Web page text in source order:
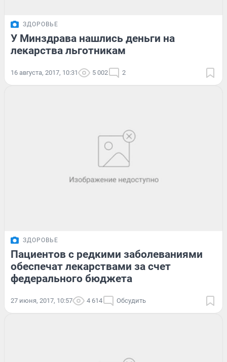
ЗДОРОВЬЕ
У Минздрава нашлись деньги на
лекарства льготникам
16 августа, 2017, 10:31 5 002 2
ЗДОРОВЬЕ
Пациентов с редкими заболеваниями
обеспечат лекарствами за счет
федерального бюджета
27 июня, 2017, 10:57 4 614 Обсудить